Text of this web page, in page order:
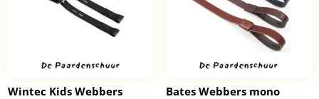
Wintec Kids Webbers
Bates Webbers mono